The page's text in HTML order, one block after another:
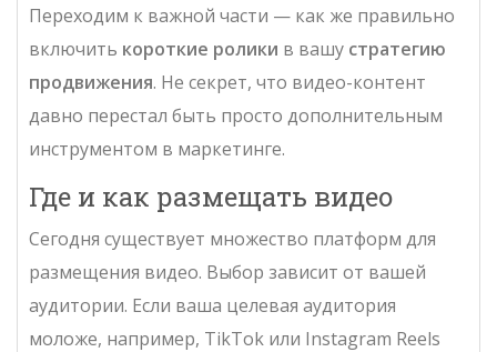
Переходим к важной части — как же правильно
включить короткие ролики в вашу стратегию
продвижения. Не секрет, что видео-контент
давно перестал быть просто дополнительным
инструментом в маркетинге.
Где и как размещать видео
Сегодня существует множество платформ для
размещения видео. Выбор зависит от вашей
аудитории. Если ваша целевая аудитория
моложе, например, TikTok или Instagram Reels